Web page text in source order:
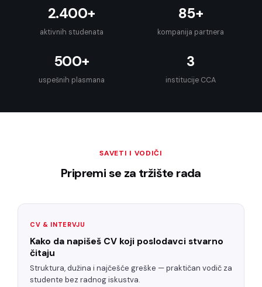
2.400+
aktivnih studenata
85+
kompanija partnera
500+
uspešnih plasmana
3
institucije CCA
SAVETI I VODIČI
Pripremi se za tržište rada
CV & INTERVJU
Kako da napišeš CV koji poslodavci stvarno
čitaju
Struktura, dužina i najčešće greške — praktičan vodič za
studente bez radnog iskustva.